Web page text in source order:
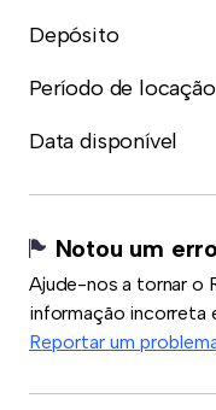
Depósito
Período de locação
Data disponível
Notou um
Ajude-nos a tornar o
informação incorreta
Reportar um